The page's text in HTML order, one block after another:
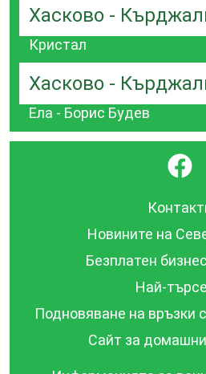
Хасково -
Кристал
Хасково -
Ела - Борис Будев
}
Новините на
Безплатен
Най-
Подновяване на връзки
Сайт за